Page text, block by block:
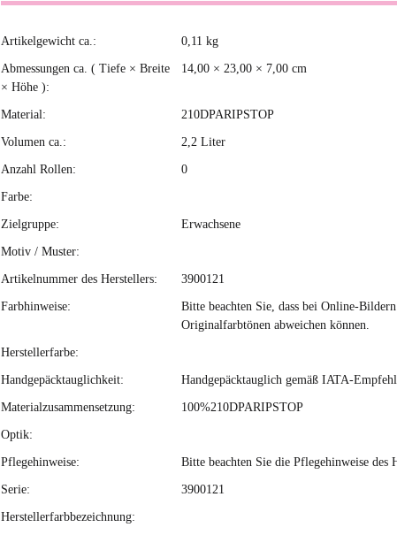
Produkteigenschaft
Wert
Artikelgewicht ca.: 0,11 kg
Abmessungen ca. ( Tiefe × Breite
× Höhe ):
14,00 × 23,00 × 7,00 cm
Material: 210DPARIPSTOP
Volumen ca.: 2,2 Liter
Anzahl Rollen: 0
Farbe:
Zielgruppe: Erwachsene
Motiv / Muster:
Artikelnummer des Herstellers: 3900121
Farbhinweise:
Bitte beachten Sie, dass bei Online-
Originalfarbtönen abweichen können.
Herstellerfarbe:
Handgepäcktauglichkeit: Handgepäcktauglich gemäß IATA-
Materialzusammensetzung: 100%210DPARIPSTOP
Optik:
Pflegehinweise: Bitte beachten Sie die Pflegehinweise des
Serie: 3900121
Herstellerfarbbezeichnung: